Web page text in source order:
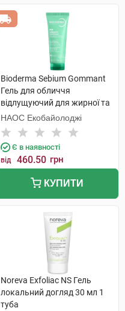
Bioderma Sebium Gommant
Гель для обличчя
відлущуючий для жирної та
комбінованої шкіри 75 мл 1
шт
НАОС Екобайолоджі
Є в наявності
від 460.50 грн
КУПИТИ
Noreva Exfoliac NS Гель
локальний догляд 30 мл 1
туба